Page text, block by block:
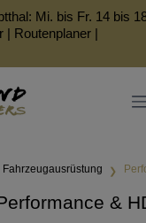
Mi. bis Fr. 14 bis
| Routenplaner |
Fahrzeugausrüstung
&